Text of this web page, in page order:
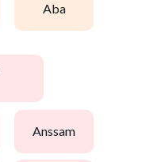
aba
anssam